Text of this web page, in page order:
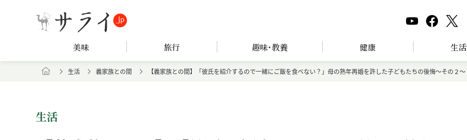
美味 旅行 趣味･教養 健康 生活
生活 義家族との間 【義家族との間】「彼氏を紹介するので一緒にご飯を食べない？」母の熟年再婚を許した子どもたちの後悔～その２～
生活